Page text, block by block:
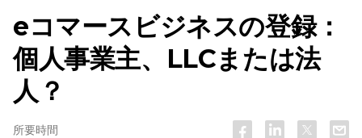
eコマースビジネスの登録：
個人事業主、LLCまたは法
人？
所要時間